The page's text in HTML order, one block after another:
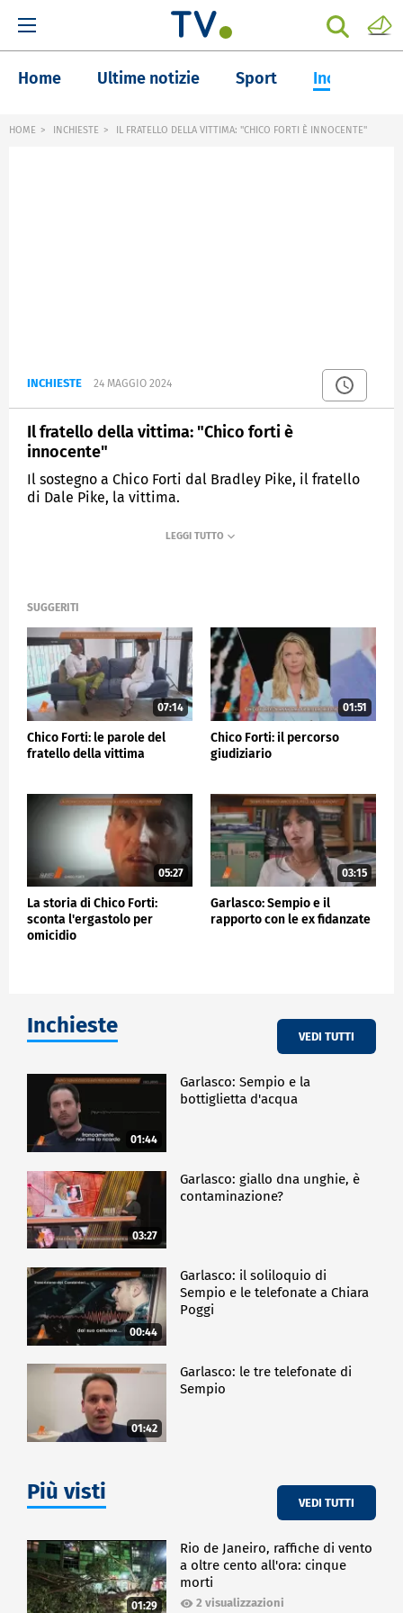
Home Ultime notizie Sport Inchieste
HOME INCHIESTE IL FRATELLO DELLA VITTIMA: "CHICO FORTI È INNOCENTE"
INCHIESTE 24 MAGGIO 2024
Il fratello della vittima: "Chico forti è
innocente"
Il sostegno a Chico Forti dal Bradley Pike, il fratello
di Dale Pike, la vittima.
QUARTO GRADO
SUGGERITI
07:14
Chico Forti: le parole del
fratello della vittima
01:51
Chico Forti: il percorso
giudiziario
05:27
La storia di Chico Forti:
sconta l'ergastolo per
omicidio
03:15
Garlasco: Sempio e il
rapporto con le ex fidanzate
Inchieste VEDI TUTTI
01:44
Garlasco: Sempio e la
bottiglietta d'acqua
03:27
Garlasco: giallo dna unghie, è
contaminazione?
00:44
Garlasco: il soliloquio di
Sempio e le telefonate a Chiara
Poggi
01:42
Garlasco: le tre telefonate di
Sempio
Più visti VEDI TUTTI
01:29
Rio de Janeiro, raffiche di vento
a oltre cento all'ora: cinque
morti
2 visualizzazioni